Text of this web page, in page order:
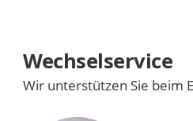
Wechselservice
Wir unterstützen Sie beim